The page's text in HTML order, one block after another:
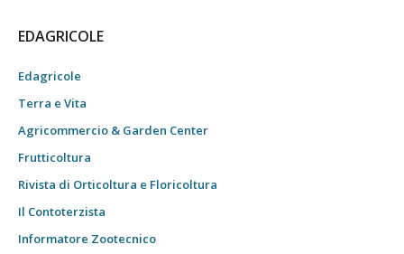
EDAGRICOLE
Edagricole
Terra e Vita
Agricommercio & Garden Center
Frutticoltura
Rivista di Orticoltura e Floricoltura
Il Contoterzista
Informatore Zootecnico